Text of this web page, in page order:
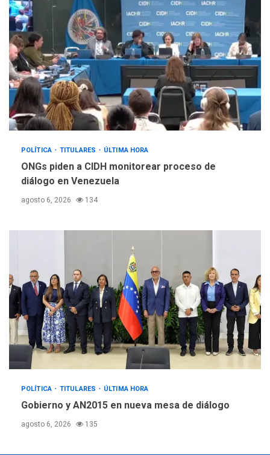
POLÍTICA TITULARES ÚLTIMA HORA
ONGs piden a CIDH monitorear proceso de
diálogo en Venezuela
agosto 6, 2026 134
POLÍTICA TITULARES ÚLTIMA HORA
Gobierno y AN2015 en nueva mesa de diálogo
agosto 6, 2026 135